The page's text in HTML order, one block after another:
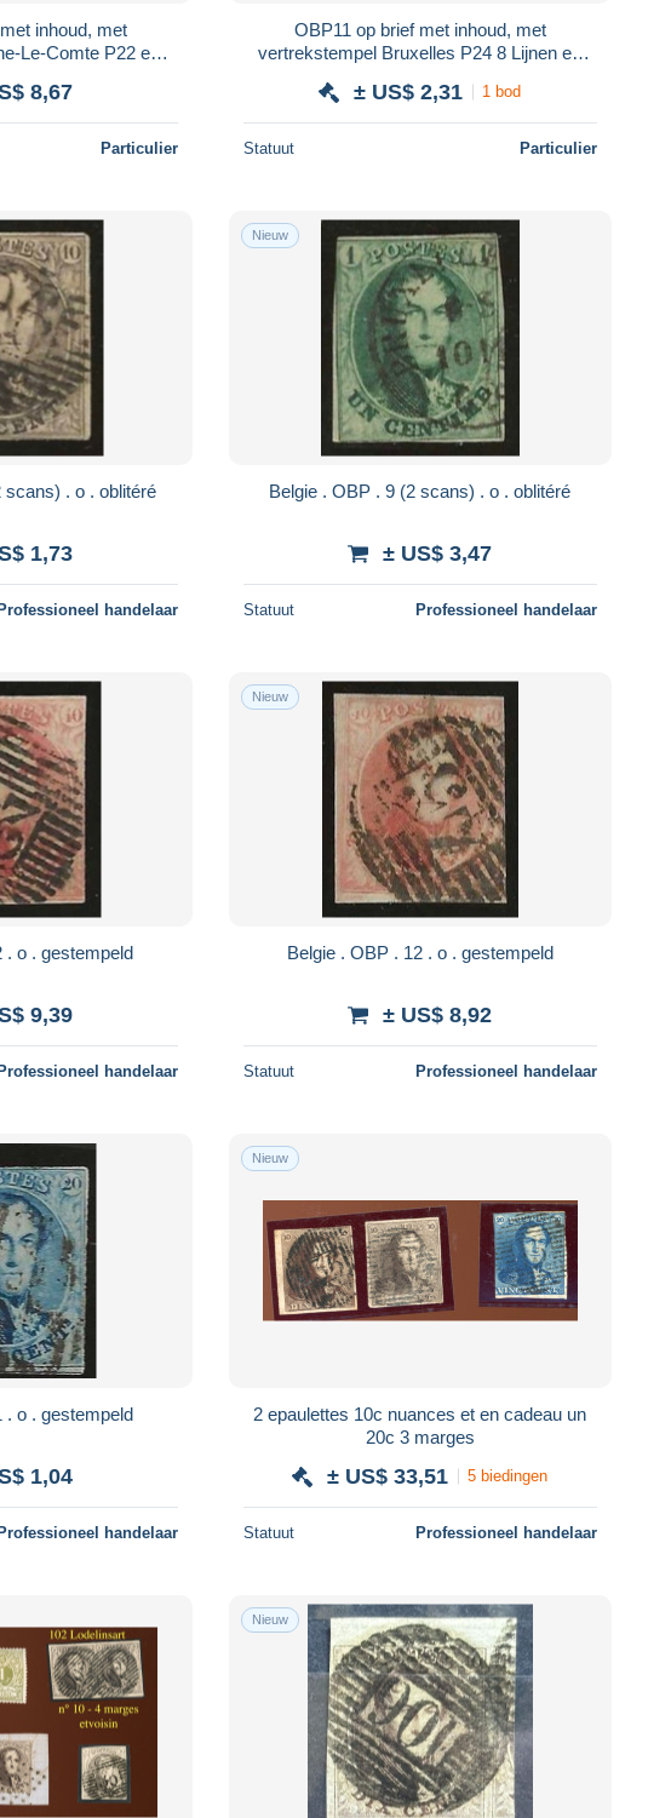
inhoud, met
Le-Comte P22 en
8,67
Particulier
OBP11 op brief met inhoud, met
vertrekstempel Bruxelles P24 8 Lijnen en
± US$ 2,31 1 bod
Statuut Particulier
Belgie . OBP . 10 (2 scans) . o . oblitéré
1,73
Professioneel handelaar
Nieuw
Belgie . OBP . 9 (2 scans) . o . oblitéré
± US$ 3,47
Statuut Professioneel handelaar
Belgie . OBP . 12 . o . gestempeld
9,39
Professioneel handelaar
Nieuw
Belgie . OBP . 12 . o . gestempeld
± US$ 8,92
Statuut Professioneel handelaar
Belgie . OBP . 11 . o . gestempeld
1,04
Professioneel handelaar
Nieuw
2 epaulettes 10c nuances et en cadeau un
20c 3 marges
± US$ 33,51 5 biedingen
Statuut Professioneel handelaar
Nieuw